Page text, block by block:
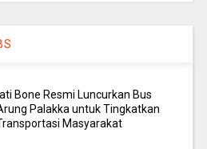
Bone Resmi Luncurkan Bus
Palakka untuk Tingkatkan
Masyarakat